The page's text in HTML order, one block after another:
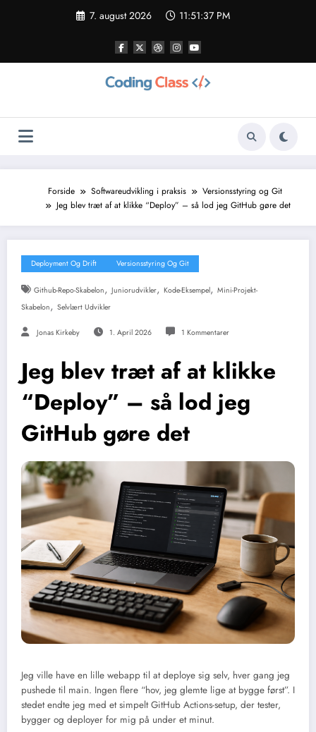
7. august 2026 11:51:38 PM
Forside Softwareudvikling i praksis
Versionsstyring og Git
Jeg blev træt af at klikke “Deploy” – så lod jeg GitHub gøre det
Deployment Og Drift Versionsstyring Og Git
Github-Repo-Skabelon, Juniorudvikler, Kode-Eksempel, Mini-Projekt-
Skabelon, Selvlært Udvikler
Jonas Kirkeby 1. April 2026 1 Kommentarer
Jeg blev træt af at klikke
“Deploy” – så lod jeg
GitHub gøre det
Jeg ville have en lille webapp til at deploye sig selv, hver gang jeg
pushede til main. Ingen flere “hov, jeg glemte lige at bygge først”. I
stedet endte jeg med et simpelt GitHub Actions-setup, der tester,
bygger og deployer for mig på under et minut.